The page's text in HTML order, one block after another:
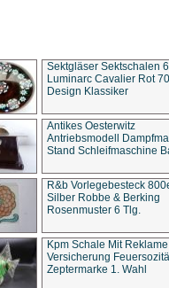
Sektgläser Sektschalen
Luminarc Cavalier Rot
Design Klassiker
Antikes Oesterwitz
Antriebsmodell
Stand Schleifmaschine
R&b Vorlegebesteck
Silber Robbe & Berking
Rosenmuster 6 Tlg.
Kpm Schale Mit Reklame
Versicherung
Zeptermarke 1. Wahl